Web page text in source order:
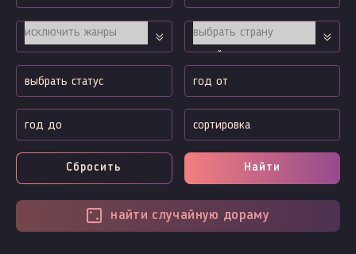
Сбросить Найти
найти случайную дораму